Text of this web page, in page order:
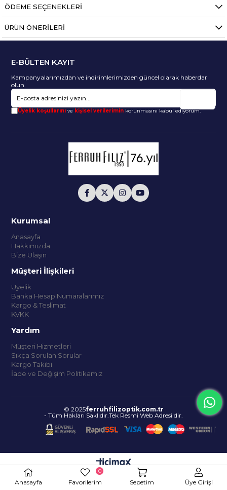
ekartman 50mm
ÖDEME SEÇENEKLERI
ÜRÜN ÖNERILERI
E-BÜLTEN KAYIT
Kampanyalarımızdan ve indirimlerimizden güncel olarak haberdar
olun.
Üyelik koşullarını ve kişisel verilerimin korunmasını kabul ediyorum.
Kurumsal
Anasayfa
Hakkımızda
Bize Ulaşın
Müşteri İlişkileri
Üyelik
Banka Hesap Numaralarımız
Kargo & Teslimat
KVKK
Yardım
Müşteri Hizmetleri
Sıkça Sorulan Sorular
Kargo Takibi
İade ve Değişim Politikamız
© 2025ferruhfilizoptik.com.tr
- Tüm Hakları Saklıdır.Tek Resmi Web Adresi'dir.
Anasayfa Favorilerim
0
Sepetim Üye Girişi